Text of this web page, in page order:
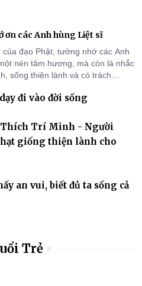
ơn các Anh hùng Liệt sĩ
đạo Phật, tưởng nhớ các Anh
nén tâm hương, mà còn là nhắc
sống thiện lành và có trách
đi vào đời sống
Trí Minh - Người
giống thiện lành cho
an vui, biết đủ ta sống cả
Trẻ